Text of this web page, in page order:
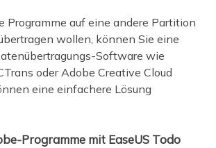
Programme auf eine andere Partition
wollen, können Sie eine
Software wie
oder Adobe Creative Cloud
eine einfachere Lösung
Programme mit EaseUS Todo